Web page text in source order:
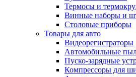
Термосы и
Винные наборы и
Столовые приборы
Товары для авто
Видеорегистраторы
Автомобильные
Пуско-зарядные
Компрессоры для